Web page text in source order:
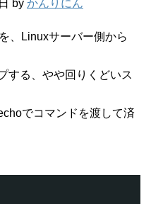
by かんりにん
、Linuxサーバー側から
する、やや回りくどいス
でコマンドを渡して済